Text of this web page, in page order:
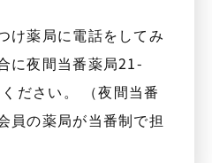
け薬局に電話をしてみ
に夜間当番薬局21-
ださい。 （夜間当番
員の薬局が当番制で担